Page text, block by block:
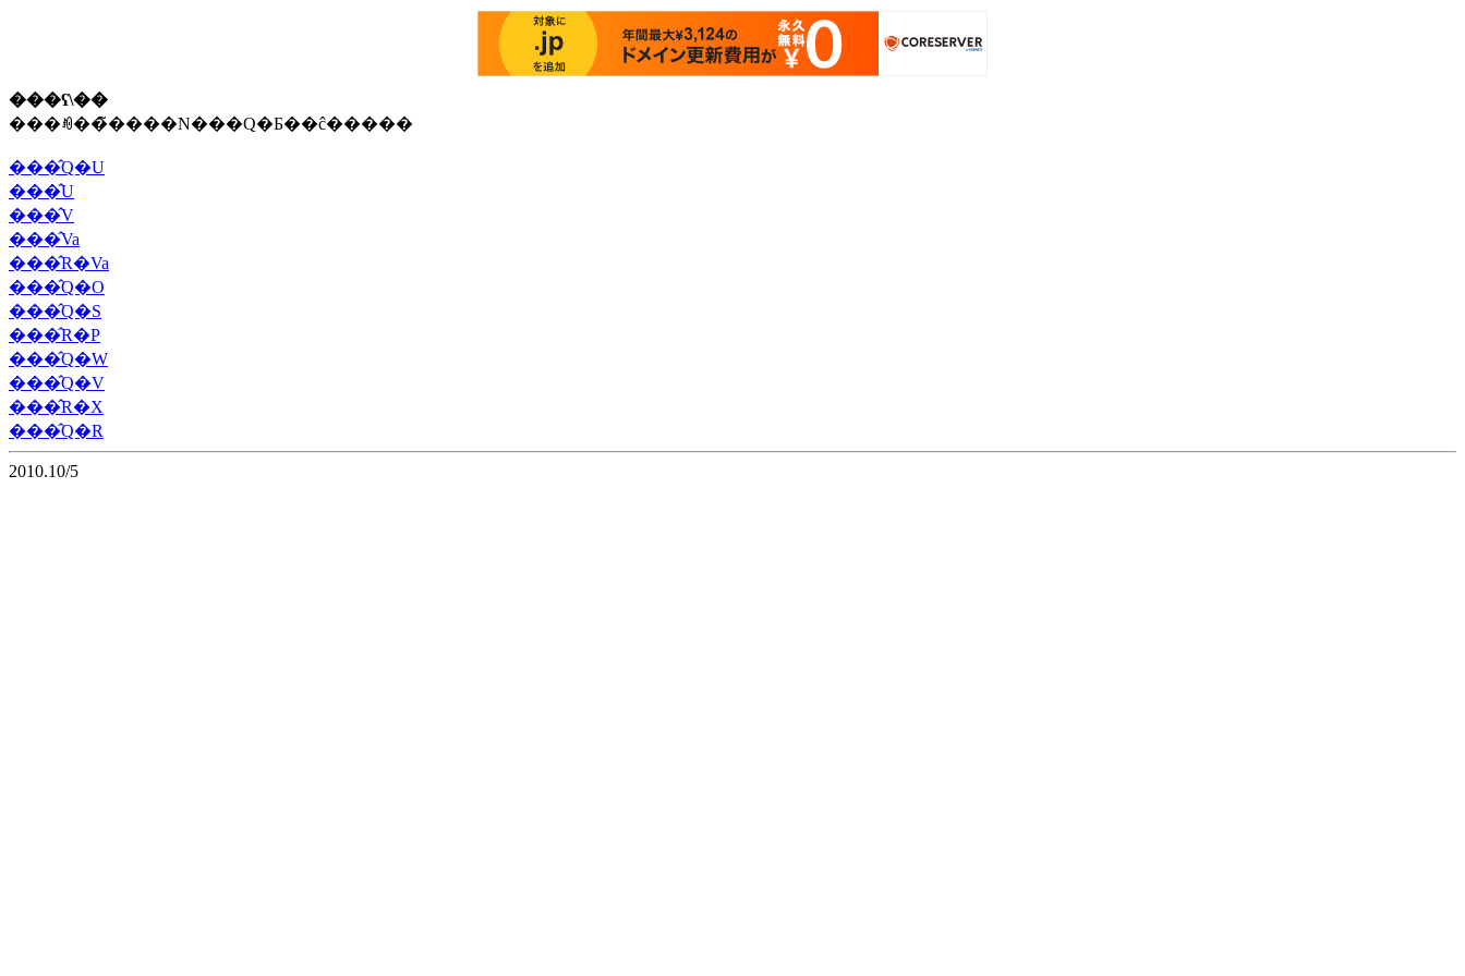
���ʕ\��
���ꂼ��̃����N���Q�Ƃ��ĉ�����
���̂Q�U
���̂U
���̂V
���̂Va
���̂R�Va
���̂Q�O
���̂Q�S
���̂R�P
���̂Q�W
���̂Q�V
���̂R�X
���̂Q�R
2010.10/5